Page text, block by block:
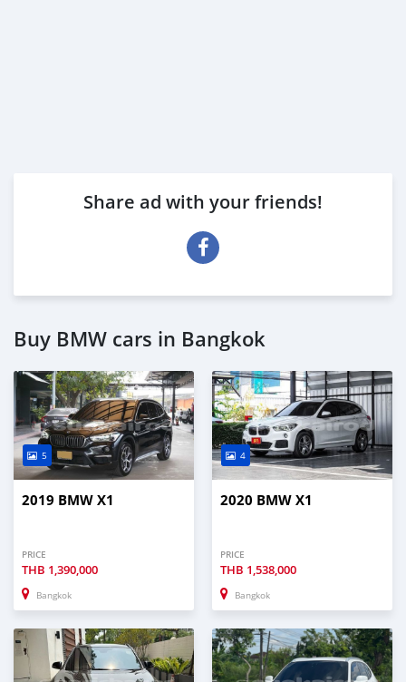
Share ad with your friends!
Buy BMW cars in Bangkok
5
2019 BMW X1
PRICE
THB 1,390,000
Bangkok
4
2020 BMW X1
PRICE
THB 1,538,000
Bangkok